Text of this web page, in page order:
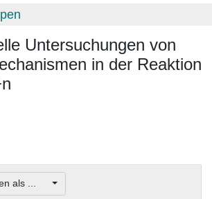
Untersuchungen von
in der Reaktion
als ...